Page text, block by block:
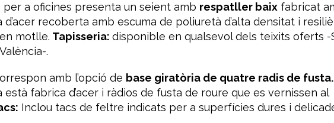
per a oficines presenta un seient amb respatller baixfabricat
recoberta amb escuma de poliuretà d’alta densitat i
motlle. Tapisseria: disponible en qualsevol dels teixits oferts -
.
amb l’opció de base giratòria de quatre radis de fusta.
està fabrica d’acer i ràdios de fusta de roure que es vernissen al
Inclou tacs de feltre indicats per a superfícies dures i